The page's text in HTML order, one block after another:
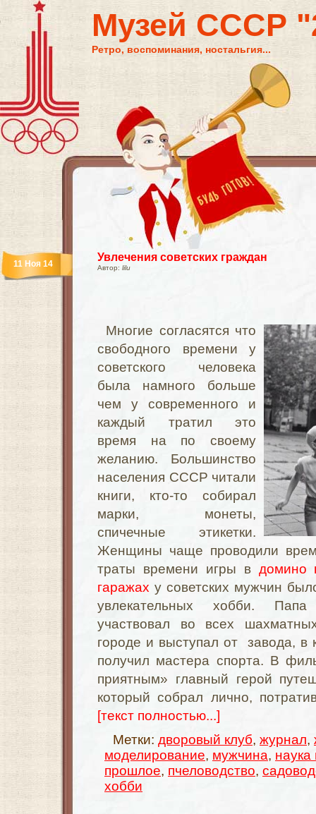
Музей СССР
Ретро, воспоминания, ностальгия...
Увлечения советских граждан
Автор: lilu
11 Ноя 14
Многие согласятся что
свободного времени у
советского человека
была намного больше
чем у современного и
каждый тратил это
время на по своему
желанию. Большинство
населения СССР читали
книги, кто-то собирал
марки, монеты,
спичечные этикетки.
Женщины чаще проводили
траты времени игры в домино
гаражах у советских мужчин
увлекательных хобби.
участвовал во всех
городе и выступал от завода,
получил мастера спорта. В
приятным» главный герой
который собрал лично,
[текст полностью...]
Метки: дворовый клуб, журнал,
моделирование, мужчина, наука
прошлое, пчеловодство,
хобби